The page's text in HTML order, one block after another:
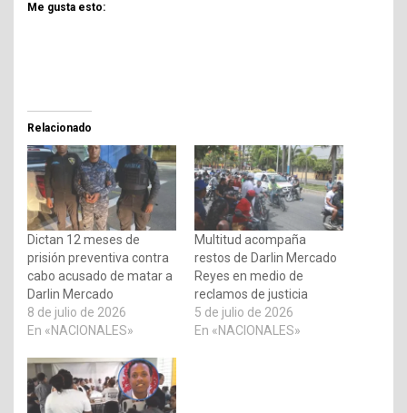
Me gusta esto:
Relacionado
Dictan 12 meses de
prisión preventiva contra
cabo acusado de matar a
Darlin Mercado
8 de julio de 2026
En «NACIONALES»
Multitud acompaña
restos de Darlin Mercado
Reyes en medio de
reclamos de justicia
5 de julio de 2026
En «NACIONALES»